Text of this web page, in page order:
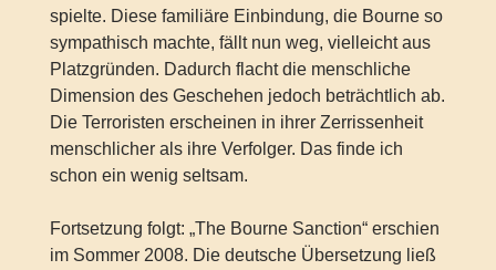
spielte. Diese familiäre Einbindung, die Bourne so
sympathisch machte, fällt nun weg, vielleicht aus
Platzgründen. Dadurch flacht die menschliche
Dimension des Geschehen jedoch beträchtlich ab.
Die Terroristen erscheinen in ihrer Zerrissenheit
menschlicher als ihre Verfolger. Das finde ich
schon ein wenig seltsam.
Fortsetzung folgt: „The Bourne Sanction“ erschien
im Sommer 2008. Die deutsche Übersetzung ließ